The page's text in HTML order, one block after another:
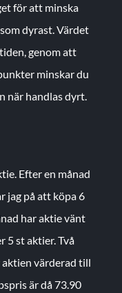
för att minska
dyrast. Värdet
genom att
minskar du
när handlas dyrt.
Efter en månad
jag på att köpa 6
har aktie vänt
5 st aktier.Två
värderad till
är då 73.90